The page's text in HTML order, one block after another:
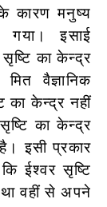
के कारण मनुष्य
गया। इसाई
सृष्टि का केन्द्र
वैज्ञानिक
का केन्द्र नहीं
का केन्द्र
इसी प्रकार
ईश्वर सृष्टि
वहीं से अपने